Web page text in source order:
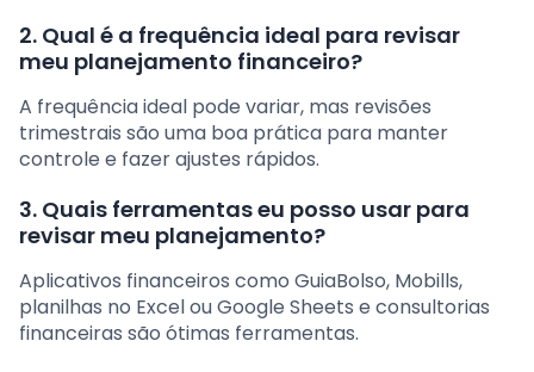
2. Qual é a frequência ideal para revisar
meu planejamento financeiro?
A frequência ideal pode variar, mas revisões
trimestrais são uma boa prática para manter
controle e fazer ajustes rápidos.
3. Quais ferramentas eu posso usar para
revisar meu planejamento?
Aplicativos financeiros como GuiaBolso, Mobills,
planilhas no Excel ou Google Sheets e consultorias
financeiras são ótimas ferramentas.